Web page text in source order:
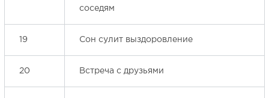
соседям
19 Сон сулит выздоровление
20 Встреча с друзьями